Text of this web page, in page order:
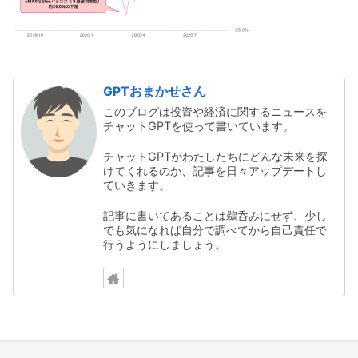
GPTおまかせさん
このブログは投資や経済に関するニュースを
チャットGPTを使って書いています。
チャットGPTがわたしたちにどんな未来を探
けてくれるのか、記事を日々アップデートし
ていきます。
記事に書いてあることは鵜呑みにせず、少し
でも気になれば自分で調べてから自己責任で
行うようにしましょう。